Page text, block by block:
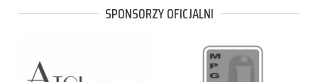
SPONSORZY OFICJALNI